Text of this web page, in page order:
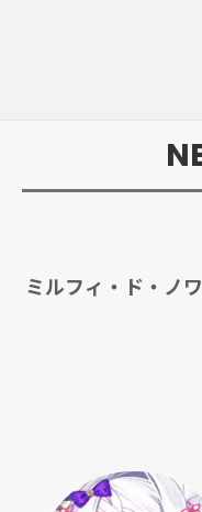
ミルフィ・ド・ノ